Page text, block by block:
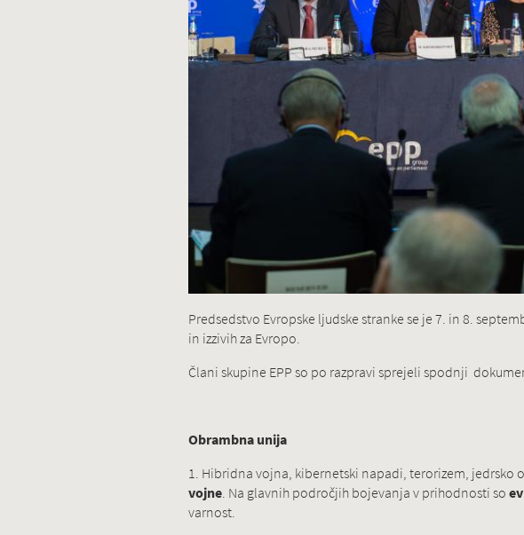
Predsedstvo Evropske ljudske stranke se je 7. in 8.
in izzivih za Evropo.
Člani skupine EPP so po razpravi sprejeli spodnji
Obrambna unija
1. Hibridna vojna, kibernetski napadi, terorizem, jedrsko
vojne. Na glavnih področjih bojevanja v prihodnosti so
varnost.